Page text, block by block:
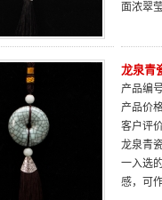
面浓翠
龙泉青
产品编
产品价
客户评
龙泉青
一入选
感，可